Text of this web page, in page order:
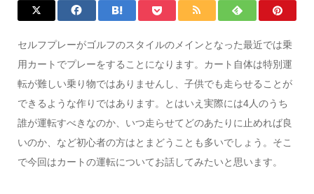
セルフプレーがゴルフのスタイルのメインとなった最近では乗
用カートでプレーをすることになります。カート自体は特別運
転が難しい乗り物ではありませんし、子供でも走らせることが
できるような作りではあります。とはいえ実際には4人のうち
誰が運転すべきなのか、いつ走らせてどのあたりに止めれば良
いのか、など初心者の方はとまどうことも多いでしょう。そこ
で今回はカートの運転についてお話してみたいと思います。